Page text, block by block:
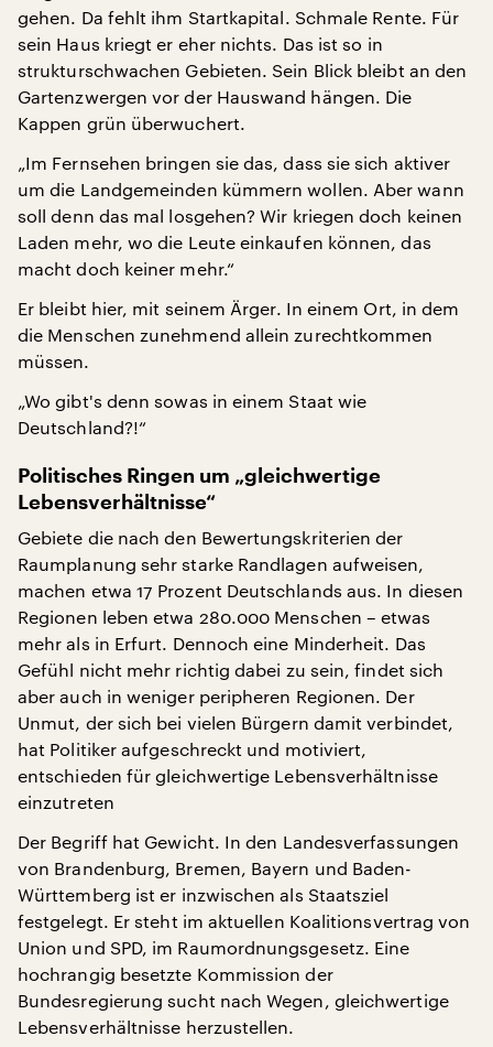
gehen. Da fehlt ihm Startkapital. Schmale Rente. Für
sein Haus kriegt er eher nichts. Das ist so in
strukturschwachen Gebieten. Sein Blick bleibt an den
Gartenzwergen vor der Hauswand hängen. Die
Kappen grün überwuchert.
„Im Fernsehen bringen sie das, dass sie sich aktiver
um die Landgemeinden kümmern wollen. Aber wann
soll denn das mal losgehen? Wir kriegen doch keinen
Laden mehr, wo die Leute einkaufen können, das
macht doch keiner mehr.“
Er bleibt hier, mit seinem Ärger. In einem Ort, in dem
die Menschen zunehmend allein zurechtkommen
müssen.
„Wo gibt's denn sowas in einem Staat wie
Deutschland?!“
Politisches Ringen um „gleichwertige
Lebensverhältnisse“
Gebiete die nach den Bewertungskriterien der
Raumplanung sehr starke Randlagen aufweisen,
machen etwa 17 Prozent Deutschlands aus. In diesen
Regionen leben etwa 280.000 Menschen – etwas
mehr als in Erfurt. Dennoch eine Minderheit. Das
Gefühl nicht mehr richtig dabei zu sein, findet sich
aber auch in weniger peripheren Regionen. Der
Unmut, der sich bei vielen Bürgern damit verbindet,
hat Politiker aufgeschreckt und motiviert,
entschieden für gleichwertige Lebensverhältnisse
einzutreten
Der Begriff hat Gewicht. In den Landesverfassungen
von Brandenburg, Bremen, Bayern und Baden-
Württemberg ist er inzwischen als Staatsziel
festgelegt. Er steht im aktuellen Koalitionsvertrag von
Union und SPD, im Raumordnungsgesetz. Eine
hochrangig besetzte Kommission der
Bundesregierung sucht nach Wegen, gleichwertige
Lebensverhältnisse herzustellen.